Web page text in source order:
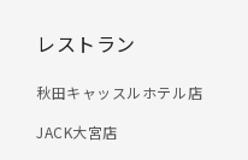
レストラン
秋田キャッスルホテル店
JACK大宮店